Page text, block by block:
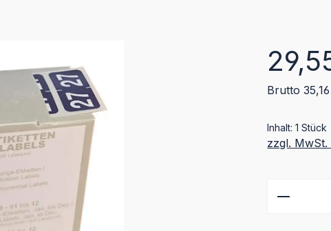
Regulärer
Brutto
Inhalt:1 Stück
zzgl.